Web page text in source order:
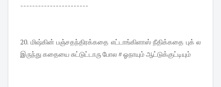
-----------------------
20. மிஷ்கின் பஞ்சதந்திரக்கதை எட்டாங்கிளாஸ் நீதிக்கதை புக் ல
இருந்து கதையை சுட்டுட்டாரு போல # ஓநாயும் ஆட்டுக்குட்டியும்